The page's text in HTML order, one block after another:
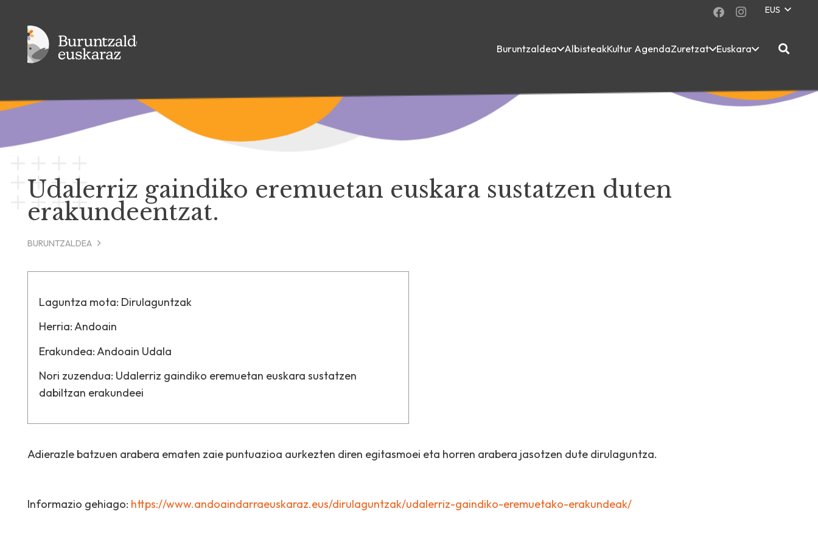
EUS
Buruntzaldea AlbisteakKultur AgendaZuretzat Euskara
Udalerriz gaindiko eremuetan euskara sustatzen duten
erakundeentzat.
BURUNTZALDEA
Laguntza mota: Dirulaguntzak
Herria:Andoain
Erakundea:Andoain Udala
Nori zuzendua: Udalerriz gaindiko eremuetan euskara sustatzen
dabiltzan erakundeei
Adierazle batzuen arabera ematen zaie puntuazioa aurkezten diren egitasmoei eta horren arabera jasotzen dute dirulaguntza.
Informazio gehiago: https://www.andoaindarraeuskaraz.eus/dirulaguntzak/udalerriz-gaindiko-eremuetako-erakundeak/